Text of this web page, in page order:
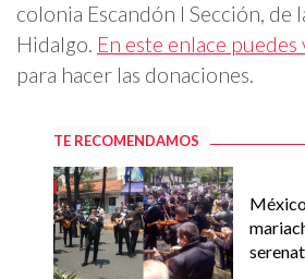
colonia Escandón I Sección, de
Hidalgo. En este enlace
para hacer las donaciones.
TE RECOMENDAMOS